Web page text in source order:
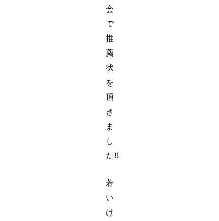
会
で
推
薦
状
を
頂
き
ま
し
た‼
若
い
け